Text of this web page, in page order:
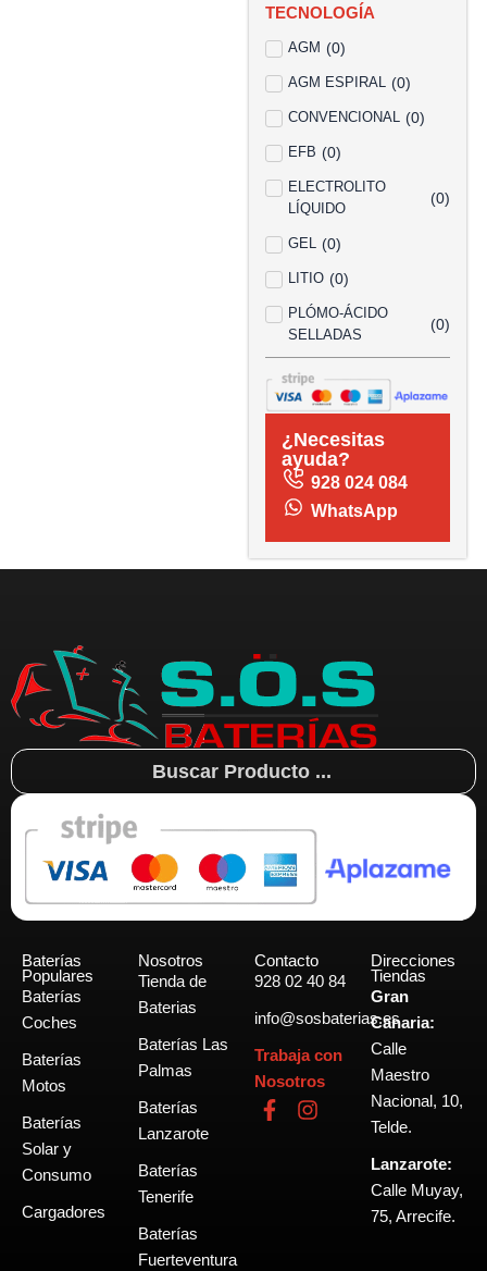
TECNOLOGÍA
AGM (0)
AGM ESPIRAL (0)
CONVENCIONAL (0)
EFB (0)
ELECTROLITO
LÍQUIDO
(0)
GEL (0)
LITIO (0)
PLÓMO-ÁCIDO
SELLADAS
(0)
¿Necesitas
ayuda?
928 024 084
WhatsApp
Search
...
Baterías
Populares
Baterías
Coches
Baterías
Motos
Baterías
Solar y
Consumo
Cargadores
Nosotros
Tienda de
Baterias
Baterías Las
Palmas
Baterías
Lanzarote
Baterías
Tenerife
Baterías
Fuerteventura
Contacto
928 02 40 84
info@sosbaterias.es
Trabaja con
Nosotros
F
a
I
n
Direcciones
Tiendas
Gran
Canaria:
Calle
Maestro
Nacional, 10,
Telde.
Lanzarote:
Calle Muyay,
75, Arrecife.